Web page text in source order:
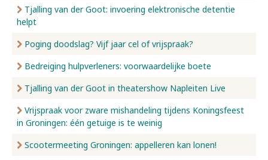
Tjalling van der Goot: invoering elektronische detentie
helpt
Poging doodslag? Vijf jaar cel of vrijspraak?
Bedreiging hulpverleners: voorwaardelijke boete
Tjalling van der Goot in theatershow Napleiten Live
Vrijspraak voor zware mishandeling tijdens Koningsfeest
in Groningen: één getuige is te weinig
Scootermeeting Groningen: appelleren kan lonen!